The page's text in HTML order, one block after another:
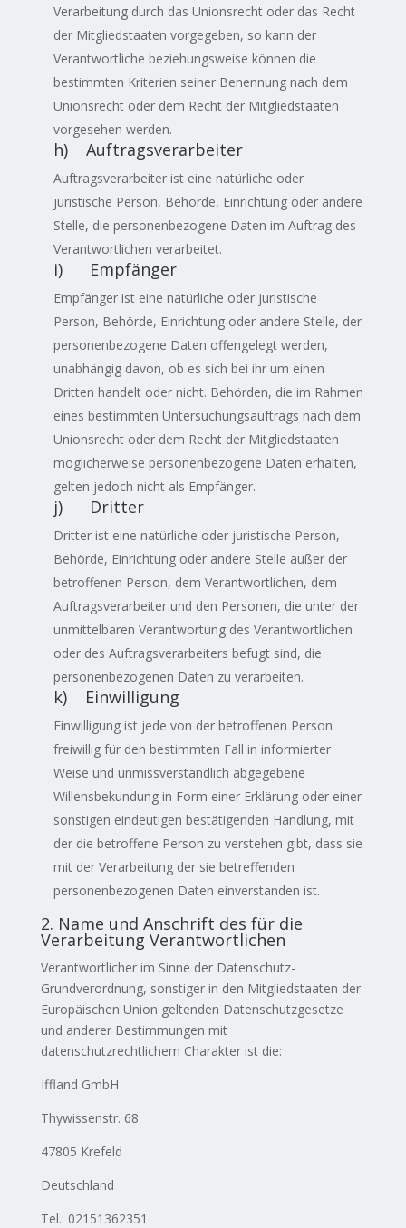
Verarbeitung durch das Unionsrecht oder das Recht
der Mitgliedstaaten vorgegeben, so kann der
Verantwortliche beziehungsweise können die
bestimmten Kriterien seiner Benennung nach dem
Unionsrecht oder dem Recht der Mitgliedstaaten
vorgesehen werden.
h) Auftragsverarbeiter
Auftragsverarbeiter ist eine natürliche oder
juristische Person, Behörde, Einrichtung oder andere
Stelle, die personenbezogene Daten im Auftrag des
Verantwortlichen verarbeitet.
i) Empfänger
Empfänger ist eine natürliche oder juristische
Person, Behörde, Einrichtung oder andere Stelle, der
personenbezogene Daten offengelegt werden,
unabhängig davon, ob es sich bei ihr um einen
Dritten handelt oder nicht. Behörden, die im Rahmen
eines bestimmten Untersuchungsauftrags nach dem
Unionsrecht oder dem Recht der Mitgliedstaaten
möglicherweise personenbezogene Daten erhalten,
gelten jedoch nicht als Empfänger.
j) Dritter
Dritter ist eine natürliche oder juristische Person,
Behörde, Einrichtung oder andere Stelle außer der
betroffenen Person, dem Verantwortlichen, dem
Auftragsverarbeiter und den Personen, die unter der
unmittelbaren Verantwortung des Verantwortlichen
oder des Auftragsverarbeiters befugt sind, die
personenbezogenen Daten zu verarbeiten.
k) Einwilligung
Einwilligung ist jede von der betroffenen Person
freiwillig für den bestimmten Fall in informierter
Weise und unmissverständlich abgegebene
Willensbekundung in Form einer Erklärung oder einer
sonstigen eindeutigen bestätigenden Handlung, mit
der die betroffene Person zu verstehen gibt, dass sie
mit der Verarbeitung der sie betreffenden
personenbezogenen Daten einverstanden ist.
2. Name und Anschrift des für die
Verarbeitung Verantwortlichen
Verantwortlicher im Sinne der Datenschutz-
Grundverordnung, sonstiger in den Mitgliedstaaten der
Europäischen Union geltenden Datenschutzgesetze
und anderer Bestimmungen mit
datenschutzrechtlichem Charakter ist die:
Iffland GmbH
Thywissenstr. 68
47805 Krefeld
Deutschland
Tel.: 02151362351